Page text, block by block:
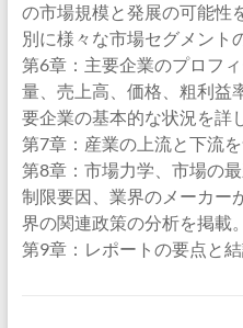
の市場規模と発展の可能性
別に様々な市場セグメント
第6章：主要企業のプロフ
量、売上高、価格、粗利益
要企業の基本的な状況を詳
第7章：産業の上流と下流
第8章：市場力学、市場の
制限要因、業界のメーカー
界の関連政策の分析を掲載。
第9章：レポートの要点と結